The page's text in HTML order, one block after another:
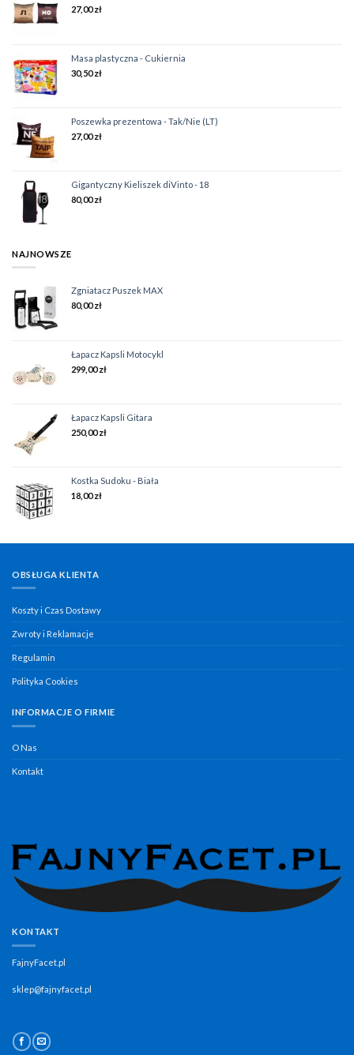
27,00zł
Masa plastyczna - Cukiernia
30,50zł
Poszewka prezentowa - Tak/Nie (LT)
27,00zł
Gigantyczny Kieliszek diVinto - 18
80,00zł
NAJNOWSZE
Zgniatacz Puszek MAX
80,00zł
Łapacz Kapsli Motocykl
299,00zł
Łapacz Kapsli Gitara
250,00zł
Kostka Sudoku - Biała
18,00zł
OBSŁUGA KLIENTA
Koszty i Czas Dostawy
Zwroty i Reklamacje
Regulamin
Polityka Cookies
INFORMACJE O FIRMIE
O Nas
Kontakt
KONTAKT
FajnyFacet.pl
sklep@fajnyfacet.pl